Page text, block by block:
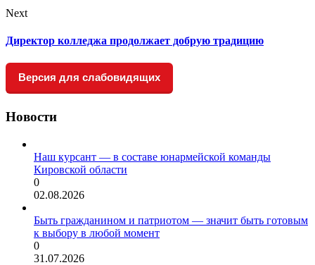
Next
Директор колледжа продолжает добрую традицию
Версия для слабовидящих
Новости
Наш курсант — в составе юнармейской команды
Кировской области
0
02.08.2026
Быть гражданином и патриотом — значит быть готовым
к выбору в любой момент
0
31.07.2026